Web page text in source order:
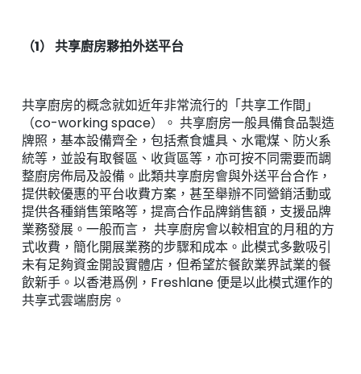
（1） 共享廚房夥拍外送平台
共享廚房的概念就如近年非常流行的「共享工作間」
（co-working space）。 共享廚房一般具備食品製造
牌照，基本設備齊全，包括煮食爐具、水電煤、防火系
統等，並設有取餐區、收貨區等，亦可按不同需要而調
整廚房佈局及設備。此類共享廚房會與外送平台合作，
提供較優惠的平台收費方案，甚至舉辦不同營銷活動或
提供各種銷售策略等，提高合作品牌銷售額，支援品牌
業務發展。一般而言， 共享廚房會以較相宜的月租的方
式收費，簡化開展業務的步驟和成本。此模式多數吸引
未有足夠資金開設實體店，但希望於餐飲業界試業的餐
飲新手。以香港爲例，Freshlane 便是以此模式運作的
共享式雲端廚房。